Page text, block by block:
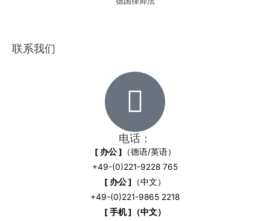
联系我们
电话：
[ 办公 ] （德语/英语）
+49-(0)221-9228 765
[ 办公 ] （中文）
+49-(0)221-9865 2218
[ 手机 ]（中文）